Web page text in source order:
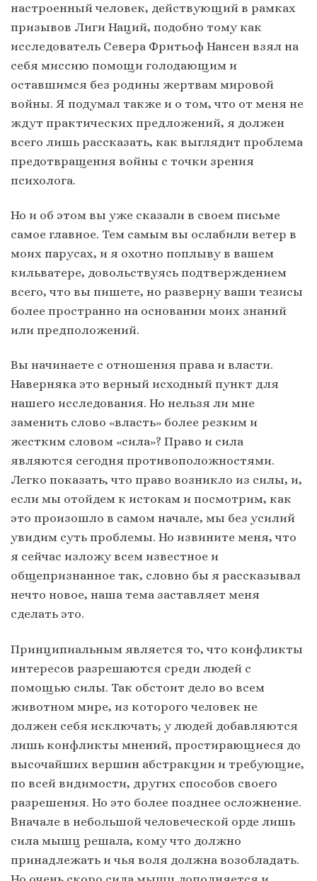
настроенный человек, действующий в рамках
призывов Лиги Наций, подобно тому как
исследователь Севера Фритьоф Нансен взял на
себя миссию помощи голодающим и
оставшимся без родины жертвам мировой
войны. Я подумал также и о том, что от меня не
ждут практических предложений, я должен
всего лишь рассказать, как выглядит проблема
предотвращения войны с точки зрения
психолога.
Но и об этом вы уже сказали в своем письме
самое главное. Тем самым вы ослабили ветер в
моих парусах, и я охотно поплыву в вашем
кильватере, довольствуясь подтверждением
всего, что вы пишете, но разверну ваши тезисы
более пространно на основании моих знаний
или предположений.
Вы начинаете с отношения права и власти.
Наверняка это верный исходный пункт для
нашего исследования. Но нельзя ли мне
заменить слово «власть» более резким и
жестким словом «сила»? Право и сила
являются сегодня противоположностями.
Легко показать, что право возникло из силы, и,
если мы отойдем к истокам и посмотрим, как
это произошло в самом начале, мы без усилий
увидим суть проблемы. Но извините меня, что
я сейчас изложу всем известное и
общепризнанное так, словно бы я рассказывал
нечто новое, наша тема заставляет меня
сделать это.
Принципиальным является то, что конфликты
интересов разрешаются среди людей с
помощью силы. Так обстоит дело во всем
животном мире, из которого человек не
должен себя исключать; у людей добавляются
лишь конфликты мнений, простирающиеся до
высочайших вершин абстракции и требующие,
по всей видимости, других способов своего
разрешения. Но это более позднее осложнение.
Вначале в небольшой человеческой орде лишь
сила мышц решала, кому что должно
принадлежать и чья воля должна возобладать.